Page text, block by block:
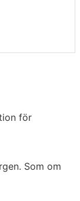
för
Som om